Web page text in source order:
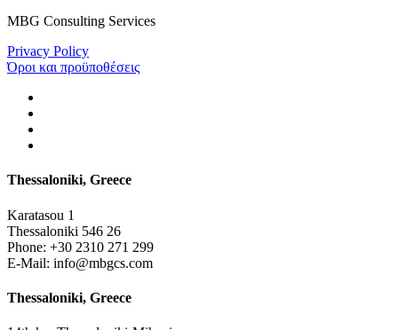
MBG Consulting Services
Privacy Policy
Όροι και προϋποθέσεις
Thessaloniki, Greece
Karatasou 1
Thessaloniki 546 26
Phone: +30 2310 271 299
E-Mail: info@mbgcs.com
Thessaloniki, Greece